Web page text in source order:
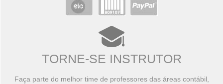
TORNE-SE INSTRUTOR
Faça parte do melhor time de professores das áreas contábil,